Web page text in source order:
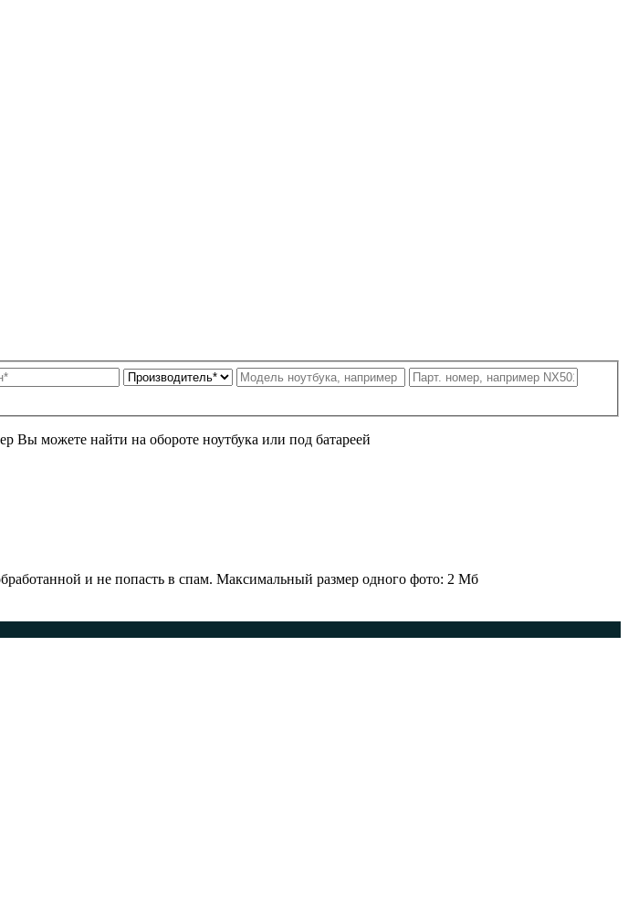
Вы можете найти на обороте ноутбука или под батареей
и не попасть в спам. Максимальный размер одного фото: 2 Мб